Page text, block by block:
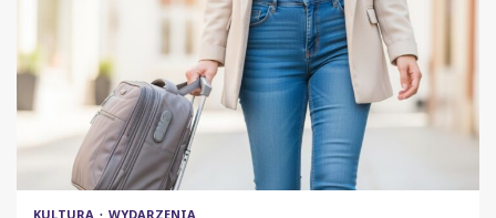
KULTURA WYDARZENIA